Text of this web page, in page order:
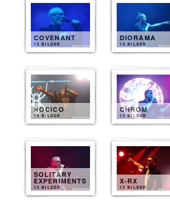
COVENANT
15 BILDER
DIORAMA
14 BILDER
HOCICO
14 BILDER
CHROM
13 BILDER
SOLITARY
EXPERIMENTS
13 BILDER
X-RX
13 BILDER